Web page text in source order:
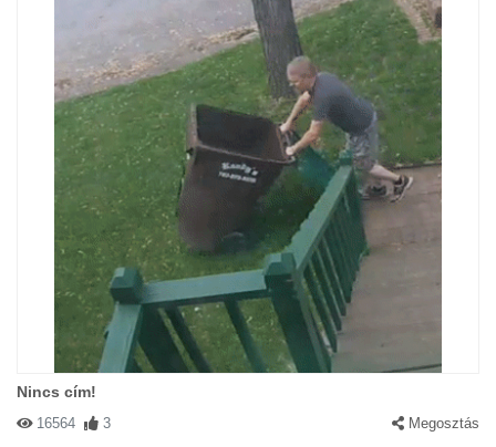
Nincs cím!
16564 3 Megosztás